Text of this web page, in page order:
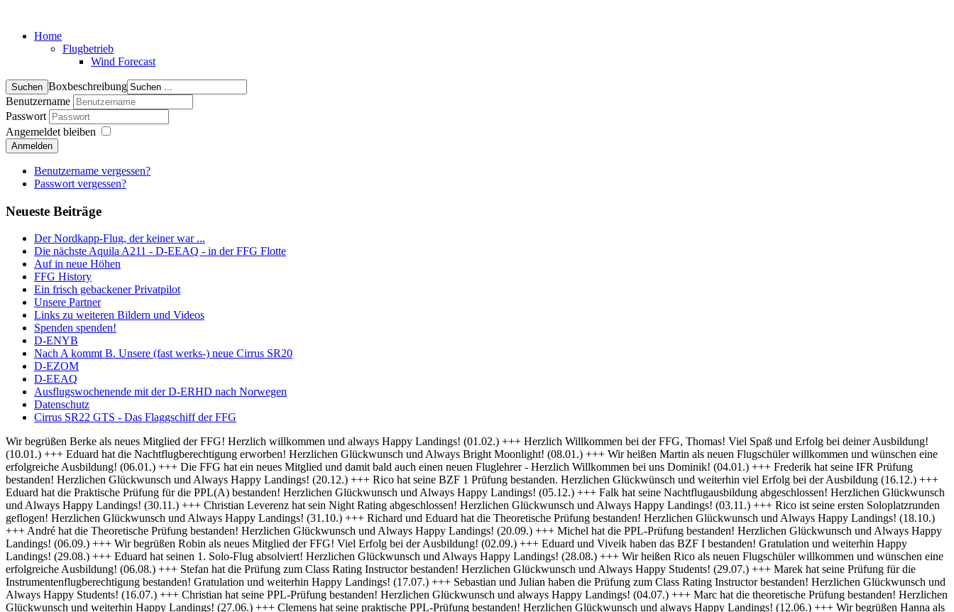
Home
Flugbetrieb
Wind Forecast
Boxbeschreibung
Benutzername
Passwort
Angemeldet bleiben
Anmelden
Benutzername vergessen?
Passwort vergessen?
Neueste Beiträge
Der Nordkapp-Flug, der keiner war ...
Die nächste Aquila A211 - D-EEAQ - in der FFG Flotte
Auf in neue Höhen
FFG History
Ein frisch gebackener Privatpilot
Unsere Partner
Links zu weiteren Bildern und Videos
Spenden spenden!
D-ENYB
Nach A kommt B. Unsere (fast werks-) neue Cirrus SR20
D-EZOM
D-EEAQ
Ausflugswochenende mit der D-ERHD nach Norwegen
Datenschutz
Cirrus SR22 GTS - Das Flaggschiff der FFG
Wir begrüßen Berke als neues Mitglied der FFG! Herzlich willkommen und always Happy Landings! (01.02.) +++ Herzlich Willkommen bei der FFG, Thomas! Viel Spaß und Erfolg bei deiner Ausbildung! (10.01.) +++ Eduard hat die Nachtflugberechtigung erworben! Herzlichen Glückwunsch und Always Bright Moonlight! (08.01.) +++ Wir heißen Martin als neuen Flugschüler willkommen und wünschen eine erfolgreiche Ausbildung! (06.01.) +++ Die FFG hat ein neues Mitglied und damit bald auch einen neuen Fluglehrer - Herzlich Willkommen bei uns Dominik! (04.01.) +++ Frederik hat seine IFR Prüfung bestanden! Herzlichen Glückwunsch und Always Happy Landings! (20.12.) +++ Rico hat seine BZF 1 Prüfung bestanden. Herzlichen Glückwünsch und weiterhin viel Erfolg bei der Ausbildung (16.12.) +++ Eduard hat die Praktische Prüfung für die PPL(A) bestanden! Herzlichen Glückwunsch und Always Happy Landings! (05.12.) +++ Falk hat seine Nachtflugausbildung abgeschlossen! Herzlichen Glückwunsch und Always Happy Landings! (30.11.) +++ Christian Leverenz hat sein Night Rating abgeschlossen! Herzlichen Glückwunsch und Always Happy Landings! (03.11.) +++ Rico ist seine ersten Soloplatzrunden geflogen! Herzlichen Glückwunsch und Always Happy Landings! (31.10.) +++ Richard und Eduard hat die Theoretische Prüfung bestanden! Herzlichen Glückwunsch und Always Happy Landings! (18.10.) +++ André hat die Theoretische Prüfung bestanden! Herzlichen Glückwunsch und Always Happy Landings! (20.09.) +++ Michel hat die PPL-Prüfung bestanden! Herzlichen Glückwunsch und Always Happy Landings! (06.09.) +++ Wir begrüßen Robin als neues Mitglied der FFG! Viel Erfolg bei der Ausbildung! (02.09.) +++ Eduard und Viveik haben das BZF I bestanden! Gratulation und weiterhin Happy Landings! (29.08.) +++ Eduard hat seinen 1. Solo-Flug absolviert! Herzlichen Glückwunsch und Always Happy Landings! (28.08.) +++ Wir heißen Rico als neuen Flugschüler willkommen und wünschen eine erfolgreiche Ausbildung! (06.08.) +++ Stefan hat die Prüfung zum Class Rating Instructor bestanden! Herzlichen Glückwunsch und Always Happy Students! (29.07.) +++ Marek hat seine Prüfung für die Instrumentenflugberechtigung bestanden! Gratulation und weiterhin Happy Landings! (17.07.) +++ Sebastian und Julian haben die Prüfung zum Class Rating Instructor bestanden! Herzlichen Glückwunsch und Always Happy Students! (16.07.) +++ Christian hat seine PPL-Prüfung bestanden! Herzlichen Glückwunsch und always Happy Landings! (04.07.) +++ Marc hat die theoretische Prüfung bestanden! Herzlichen Glückwunsch und weiterhin Happy Landings! (27.06.) +++ Clemens hat seine praktische PPL-Prüfung bestanden! Herzlichen Glückwunsch und always Happy Landings! (12.06.) +++ Wir begrüßen Hanna als neues Mitglied der FFG! Viel Spass und always Happy Landings! (03.06.) +++ Herzlich Willkommen bei der FFG, Christian! Viel Spaß und Erfolg bei deiner Ausbildung (26.05.) +++ Richard hat seinen 1. Solo-Flug absolviert. Herzlichen Glückwunsch und Always Happy Landings! (21.05.) +++ Die FFG hat ein neues Vereinsmitglied. Herzlich Willkommen, Christian, und viele schöne Flüge. (14.05.) +++ Hendrik hat die LAPL-Prüfung bestanden! Herzlichen Glückwunsch und Always Happy Landings! (12.04.) +++ Wir begrüßen Malte als neues Mitglied der FFG! Viel Spass und always Happy Landings! (01.04.) +++ Herzlich Willkommen bei der FFG, Tim-Oliver! Viel Spaß und Erfolg bei deiner Ausbildung! (01.04.) +++ Felix und Norman haben die Nachtflugberechtigung erworben! Herzlichen Glückwunsch und Always Bright Moonlight! (18.03.) +++ Daniel hat die Nachtflugberechtigung erworben! Herzlichen Glückwunsch und Always Bright Moonlight! (29.02.) +++ Stefan hat seine praktische PPL-Prüfung bestanden! Gratulation und weiterhin Happy Landings! (16.02.) +++ Max hat seine Nachtflugqualifikation erhalten. Herzlichen Glückwünsch und Always happy landings! (28.01.) +++ >>> Bristell D-ENYY eingetroffen <<< Herzlich Willkommen bei der FFG, Eduard! Viel Spaß und Erfolg bei deiner Ausbildung! (15.01.) +++ Die FFG hat zwei neue Mitglieder und Flugschüler. Herzlich willkommen an Viveik und Tim und viel Spaß bei der Ausbildung (01.12.) +++ Clemens hat die Theoretische Prüfung bestanden! Herzlichen Glückwunsch und weiterhin viel Erfolg bei Deiner Ausbildung (16.11.) +++ André hat seinen ersten Alleinflug absolviert! Herzlichen Glückwunsch und weiterhin viel Erfolg bei Deiner Ausbildung (15.09.) +++ Daniel hat seine PPL-Prüfung bestanden! Herzlichen Glückwunsch und weiterhin Happy Landings! (11.09.) +++ Clemens ist seine ersten Solo Platzrunden geflogen. Herzlichen Glückwunsch und weiterhin viel Erfolg bei Deiner Ausbildung (09.09.) +++ Stefan hat seine Instrumentenflugberechtigung erworben! Herzlichen Glückwunsch und Always Happy Landings! (06.09.) +++ Wir gratulieren Marc zum ersten Soloflug! Herzlichen Glückwunsch und weiterhin viel Erfolg bei Deiner Ausbildung (24.08.) +++ Vincent hat seine theoretische Prüfung bestanden! Herzlichen Glückwunsch und weiterhin viel Erfolg bei Deiner Ausbildung (10.08.) +++ Stefan hat seine Theorieprüfung bestanden! Herzlichen Glückwunsch und weiterhin viel Erfolg bei Deiner Ausbildung (27.07.) +++ Julian hat die IR-Prüfung bestanden! Herzlichen Glückwunsch und Always Happy Landings. (25.07.) +++ Oliver hat die Praktische Prüfung bestanden! Herzlichen Glückwunsch und Always Happy Landings. (12.06.) +++ Und eine PPL mehr.... Glückwunsch Luis zur Lizenz. (27.04.) +++ Michel und Clemens haben heute die Theoretische Prüfung bestanden! Glückwunsch euch beiden und viel Erfolg bei der Praxis. (06.04.) +++ Daniel hat seine LAPL-Prüfung bestanden! Herzlichen Glückwunsch und Always Happy Landings. (29.03.) +++ Glückwunsch zum ersten Solo, Stefan! Ein denkwürdiger Tag im Leben eines jeden Piloten. (17.03.) +++ Die FFG hat ein neues Mitglied und erfahrenen Piloten bekommen! Willkommen Hermann und viel Spaß in der FFG. (01.03.) +++ Daniel hat heute die Theoretische Prüfung bestanden! Gratulation und weiterhin viel Erfolg bei der Praxis. (22.02.) +++ Luis hat die Theoretische Prüfung bestanden! Herzlichen Glückwunsch und viel Erfolg bei der Praxis. (09.02.) +++ Tibor hat seine Instrumentenflugberechtigung erhalten! Herzlichen Glückwunsch und Always Happy Landings. (06.02.) +++ Alexander hat die Theoretische Prüfung bestanden! Herzlichen Glückwunsch und viel Erfolg bei der Praxis. (21.01.) +++ Seit heute haben wir 5 neue BZF Besitzer. Glückwunsch Clemens E, Clemens H, Richard, Robert und Stefan. Super gemacht, weiter so. (19.01.) +++ André startet seine PPL(a) Ausbildung zum 1.1. - viel Erfolg dabei. (17.12.) +++ Die FFG begrüßt herzlich Axel als neues Vollmitglied. (16.12. ) +++ Und wieder einer ohne Lehrer unterwegs- Gratulation Daniel ! (26.10.) +++ Norman hat heute seine Praktische Prüfung bestanden. Herzlichen Glückwunsch und Always Happy Landings (28.10) +++ Glückwunsch Karsten! Die Schülerakte wurde soeben geschlossen :-) Always happy Landings (12.9.) +++ Hendrik ist heute seine ersten Solo-Platzrunden geflogen. Herzlichen Glückwünsch und always happy landings (3.9.) +++ Wir begrüßen Richard als neues Mitglied der FFG und wünschen eine erfolgreiche Ausbildung! (1.9.) +++ Norman hat die Theoretische Prüfung bestanden. Herzlichen Glückwunsch (31.8.) +++ Vincent hat seinen ersten Alleinflug absolviert! Herzlichen Glückwunsch und weiterhin Happy Landings! (26.08.) +++ Wir heißen Clemens E. und Clemens H. als neue Flugschüler willkommen und wünschen eine erfolgreiche Ausbildung! (26.08.) +++ Herzlichen Glückwünsch zum ersten Solo, Luis und always happy landings! (22.08.) +++ Die FFG hat ein neues Vereinsmitglied und einen weiteren Flugschüler. Herzlich Willkommen, Stefan ! (7.8.) +++ Vom „Fußgänger“ zum Luftfahrzeugführer! Lieber Carsten, herzlichen Glückwunsch zur bestandenen PPL-Prüfung! (19.7.) +++ Simon hat seine Praktische Prüfung bestanden! (12.07.) Herzlichen Glückwunsch und Always Happy Landings +++ Wir begrüßen Stefan S. als neues Mitglied der FFG! - Herzlichen Glückwunsch & Always Happy Landings! (06.07.) +++ (Falscheintrag ?? hr) Die FFG hat ein neues Vereinsmitglied und die Flugschule einen neuen Schüler: Herzlich Willkommen, Robert, und viel Spaß und Erfolg bei deiner Ausbildung. (2.7.) +++ Patrik hat heute sein erstes Solo geflogen - Herzlichen Glückwunsch & Always Happy Landings! (30.6.) +++ Herzlichen Glückwunsch Thiago zur erfolgreichen Prüfung (15.06.) & Always Happy Landings +++ Herzlichen Glückwunsch zu bestandenen PPL(A) Prüfung, Fabian - always happy landings ! (19.5.) +++ Stefan hat die Prüfung für die Instrumentenflugberechtigung bestanden! Gratulation und weiterhin Happy Landings! . (04.05.) +++ Herzlich Willkommen bei der FFG, Eike, und viel Spaß und Erfolg bei deiner Ausbildung. (22.04.) +++ Wir heißen Daniel H. als neuen Flugschüler willkommen und wünschen eine erfolgreiche Ausbildung! (01.04.) +++ Gratulation auch an Daniel P., der heute (31.03.) seinen ersten Alleinflug absolviert hat! Herzlichen Glückwunsch und weiterhin Happy Landings! +++ Norman hat am 15.03. seinen ersten Alleinflug absolviert! Herzlichen Glückwunsch und weiterhin Happy Landings! +++ Daniel hat heute (9.3.) seine Theoretische Prüfung bestanden! Herzlichen Glückwunsch und viel Spaß bei den nächsten Ausbildungsschritten +++ Marek hat heute (1.3.) seine Praktische Prüfung bestanden -Herzlichen Glückwunsch und Always Happy Landings +++ Herzlich Willkommen, Luis. Viel Spaß und Erfolg bei deiner Ausbildung. +++ Herzlich Willkommen, Maximilian. Viel Spaß und Erfolg bei deiner Ausbildung. +++ Simon hat heute (9.2.) seine Theoretische Prüfung bestanden - Herzlichen Glückwunsch +++ Paul hat heute (22. Nov) seine PPL-Prüfung bestanden! Herzlichen Glückwunsch und Always Happy Landings! +++ Willkommen bei der FFG, Vincent. Viel Spaß und Erfolg bei deiner Ausbildung! +++ Willkommen bei der FFG, Doris. Viel Spaß und Erfolg bei deiner Ausbildung! +++ Holger hat seine PPL-Prüfung bestanden! Gratulation und weiterhin Happy Landings! +++ Micha hat seine PPL